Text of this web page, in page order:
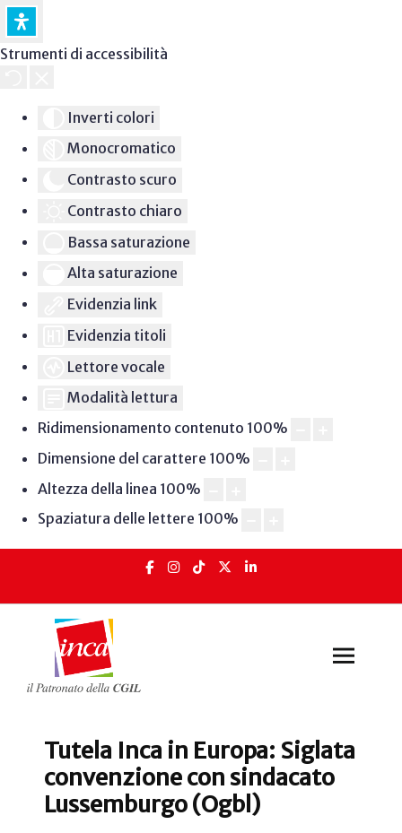
Strumenti di accessibilità
Inverti colori
Monocromatico
Contrasto scuro
Contrasto chiaro
Bassa saturazione
Alta saturazione
Evidenzia link
Evidenzia titoli
Lettore vocale
Modalità lettura
Ridimensionamento contenuto 100%
Dimensione del carattere 100%
Altezza della linea 100%
Spaziatura delle lettere 100%
Tutela Inca in Europa: Siglata
convenzione con sindacato
Lussemburgo (Ogbl)